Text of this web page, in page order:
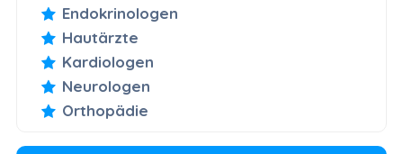
Endokrinologen
Hautärzte
Kardiologen
Neurologen
Orthopädie